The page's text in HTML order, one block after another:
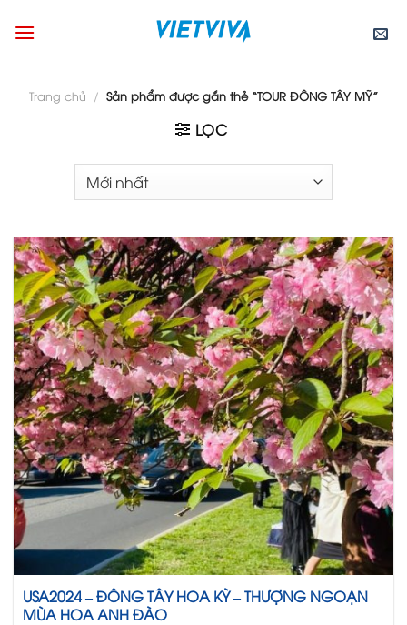
Trang chủ / Sản phẩm được gắn thẻ “TOUR ĐÔNG TÂY MỸ”
LỌC
USA2024 – ĐÔNG TÂY HOA KỲ – THƯỢNG NGOẠN
MÙA HOA ANH ĐÀO